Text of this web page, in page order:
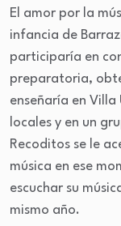
El amor por la
infancia de
participaría en
preparatoria,
enseñaría en
locales y en un
Recoditos se le
música en ese
escuchar su
mismo año.